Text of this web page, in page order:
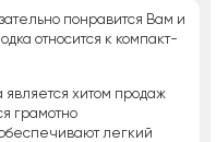
понравится Вам и
относится к компакт-
хитом продаж
грамотно
легкий